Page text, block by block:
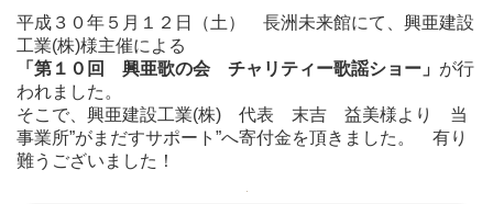
平成３０年５月１２日（土） 長洲未来館にて、興亜建設
工業(株)様主催による
「第１０回 興亜歌の会 チャリティー歌謡ショー」 が行
われました。
そこで、興亜建設工業(株) 代表 末吉 益美様より 当
事業所”がまだすサポート”へ寄付金を頂きました。 有り
難うございました！